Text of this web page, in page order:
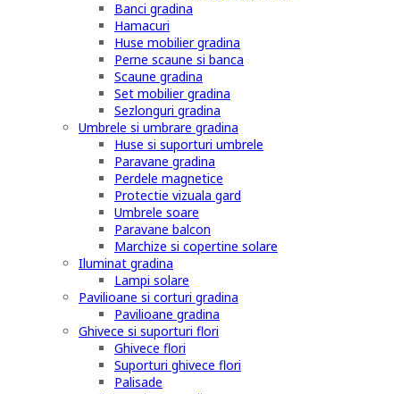
Banci gradina
Hamacuri
Huse mobilier gradina
Perne scaune si banca
Scaune gradina
Set mobilier gradina
Sezlonguri gradina
Umbrele si umbrare gradina
Huse si suporturi umbrele
Paravane gradina
Perdele magnetice
Protectie vizuala gard
Umbrele soare
Paravane balcon
Marchize si copertine solare
Iluminat gradina
Lampi solare
Pavilioane si corturi gradina
Pavilioane gradina
Ghivece si suporturi flori
Ghivece flori
Suporturi ghivece flori
Palisade